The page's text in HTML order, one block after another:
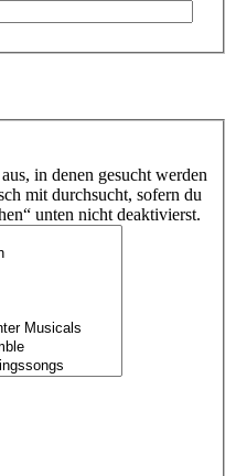
in denen gesucht werden
mit durchsucht, sofern du
unten nicht deaktivierst.